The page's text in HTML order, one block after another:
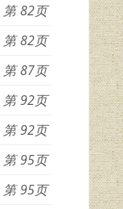
82
82
87
92
92
95
95